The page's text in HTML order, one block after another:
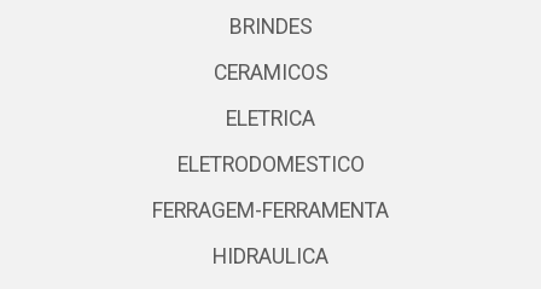
BRINDES
CERAMICOS
ELETRICA
ELETRODOMESTICO
FERRAGEM-FERRAMENTA
HIDRAULICA